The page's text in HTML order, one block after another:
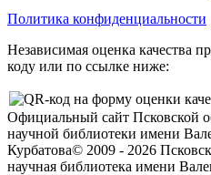
Политика конфиденциальности
Независимая оценка качества
коду или по ссылке ниже:
Официальный сайт Псковской
научной библиотеки имени
Курбатова© 2009 - 2026
научная библиотека имени